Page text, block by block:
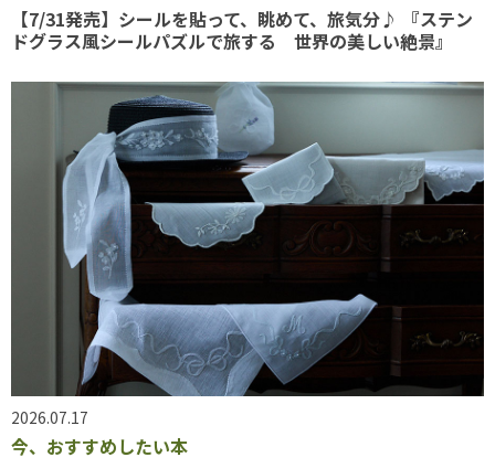
【7/31発売】シールを貼って、眺めて、旅気分♪ 『ステン
ドグラス風シールパズルで旅する 世界の美しい絶景』
2026.07.17
今、おすすめしたい本